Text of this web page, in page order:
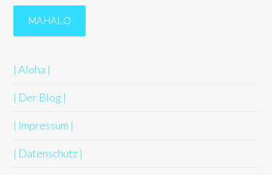
| Aloha |
| Der Blog |
| Impressum |
| Datenschutz |